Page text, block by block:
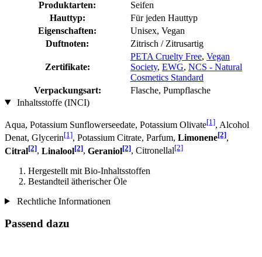
Produktarten:
Seifen
Hauttyp:
Für jeden Hauttyp
Eigenschaften:
Unisex, Vegan
Duftnoten:
Zitrisch / Zitrusartig
Zertifikate:
PETA Cruelty Free, Vegan
Society, EWG, NCS - Natural
Cosmetics Standard
Verpackungsart:
Flasche, Pumpflasche
Inhaltsstoffe (INCI)
Aqua, Potassium Sunflowerseedate, Potassium Olivate[1], Alcohol
Denat, Glycerin[1], Potassium Citrate, Parfum, Limonene[2],
Citral[2], Linalool[2], Geraniol[2], Citronellal[2]
Hergestellt mit Bio-Inhaltsstoffen
Bestandteil ätherischer Öle
Rechtliche Informationen
Passend dazu